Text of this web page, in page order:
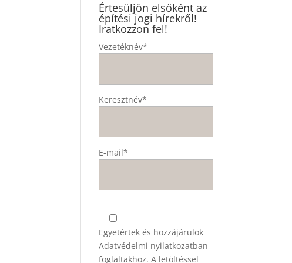
Értesüljön elsőként az
építési jogi hírekről!
Iratkozzon fel!
Vezetéknév*
Keresztnév*
E-mail*
Egyetértek és hozzájárulok
Adatvédelmi nyilatkozatban
foglaltakhoz. A letöltéssel